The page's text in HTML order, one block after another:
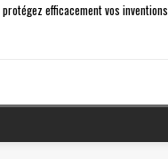
efficacement vos inventions